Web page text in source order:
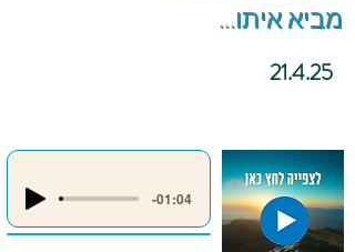
מביא איתו...
21.4.25
-01:04